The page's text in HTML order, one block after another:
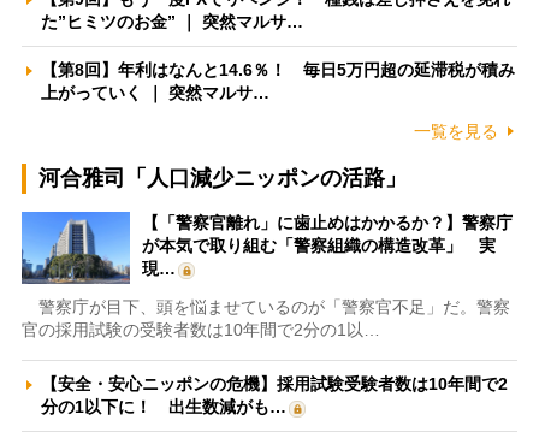
た”ヒミツのお金” ｜ 突然マルサ…
【第8回】年利はなんと14.6％！ 毎日5万円超の延滞税が積み
上がっていく ｜ 突然マルサ…
一覧を見る
河合雅司「人口減少ニッポンの活路」
【「警察官離れ」に歯止めはかかるか？】警察庁
が本気で取り組む「警察組織の構造改革」 実
現…
警察庁が目下、頭を悩ませているのが「警察官不足」だ。警察
官の採用試験の受験者数は10年間で2分の1以…
【安全・安心ニッポンの危機】採用試験受験者数は10年間で2
分の1以下に！ 出生数減がも…